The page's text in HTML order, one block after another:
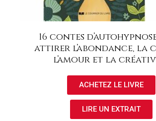
16 contes
attirer l’abondance, la
l’amour et la
ACHETEZ LE LIVRE
LIRE UN EXTRAIT